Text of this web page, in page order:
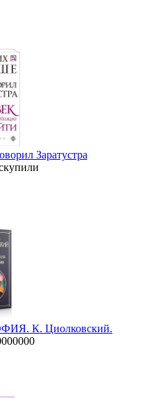
Заратустра
К. Циолковский.